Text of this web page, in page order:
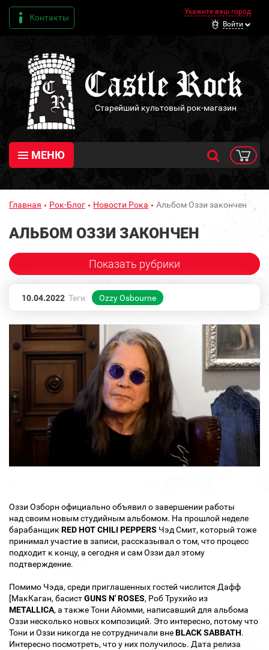
Контакты
Укажите ваш город
Войти
Старейший культовый рок-магазин
МЕНЮ
Главная Рок-Блог Новости Рока Альбом Оззи закончен
АЛЬБОМ ОЗЗИ ЗАКОНЧЕН
Показать рубрики
10.04.2022 Теги Ozzy Osbourne
Оззи Озборн официально объявил о завершении работы
над своим новым студийным альбомом. На прошлой неделе
барабанщик RED HOT CHILI PEPPERS Чэд Смит, который тоже
принимал участие в записи, рассказывал о том, что процесс
подходит к концу, а сегодня и сам Оззи дал этому
подтверждение.
Помимо Чэда, среди приглашенных гостей числится Дафф
[МакКаган, басистGUNS N' ROSES, Роб Трухийо из
METALLICA, а также Тони Айомми, написавший для альбома
Оззи несколько новых композиций. Это интересно, потому что
Тони и Оззи никогда не сотрудничали внеBLACK SABBATH.
Интересно посмотреть, что у них получилось. Дата релиза